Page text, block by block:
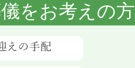
をお考えの方